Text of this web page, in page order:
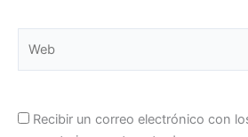
Recibir un correo electrónico con